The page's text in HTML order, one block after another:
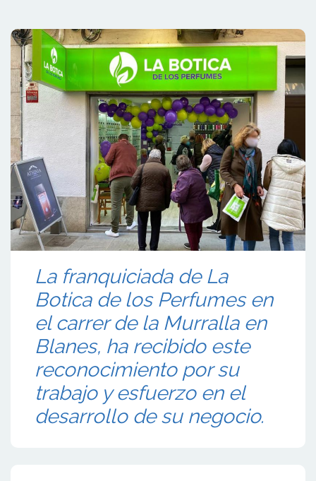
La franquiciada de La
Botica de los Perfumes en
el carrer de la Murralla en
Blanes, ha recibido este
reconocimiento por su
trabajo y esfuerzo en el
desarrollo de su negocio.